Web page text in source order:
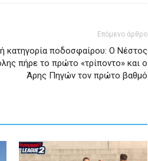
Επόμενο άρθρο
κατηγορία ποδοσφαίρου: Ο Νέστος
πήρε το πρώτο «τρίποντο» και ο
Άρης Πηγών τον πρώτο βαθμό